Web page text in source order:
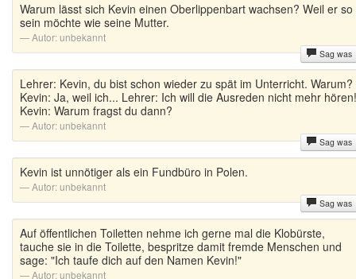
Warum lässt sich Kevin einen Oberlippenbart wachsen? Weil er so
sein möchte wie seine Mutter.
Autor:unbekannt
Sag was
Lehrer: Kevin, du bist schon wieder zu spät im Unterricht. Warum?
Kevin: Ja, weil ich... Lehrer: Ich will die Ausreden nicht mehr hören!
Kevin: Warum fragst du dann?
Autor:unbekannt
Sag was
Kevin ist unnötiger als ein Fundbüro in Polen.
Autor:unbekannt
Sag was
Auf öffentlichen Toiletten nehme ich gerne mal die Klobürste,
tauche sie in die Toilette, bespritze damit fremde Menschen und
sage: "Ich taufe dich auf den Namen Kevin!"
Autor:unbekannt